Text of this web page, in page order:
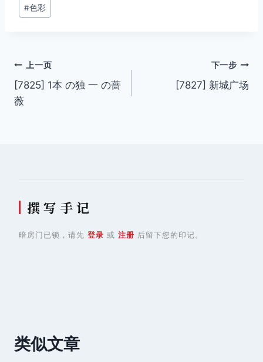
#色彩
文
章
上一页
[7825] 1本 の独 一 の蔷
薇
下一步
[7827] 新城广场
撰 写 手 记
暗房门已锁，请先 登录 或 注册 后留下您的印记。
类似文章